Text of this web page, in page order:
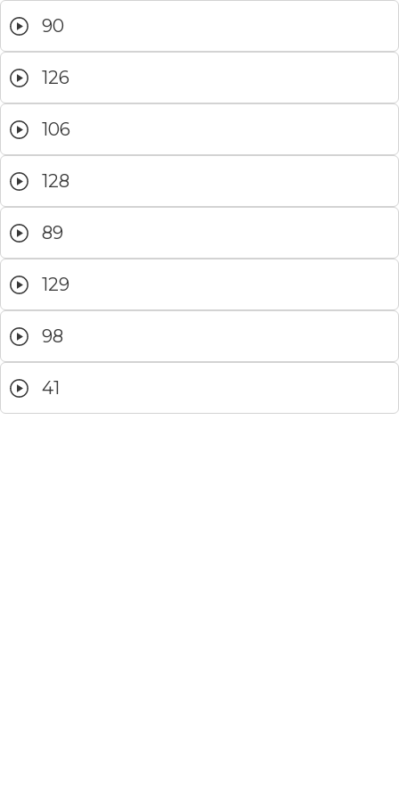
90
126
106
128
89
129
98
41